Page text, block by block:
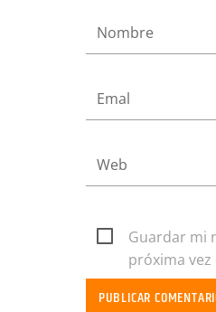
Guardar mi
próxima